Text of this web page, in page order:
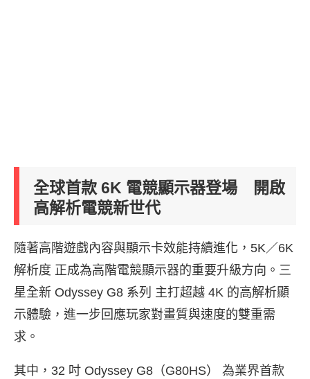
全球首款 6K 電競顯示器登場 開啟
高解析電競新世代
隨著高階遊戲內容與顯示卡效能持續進化，5K／6K
解析度 正成為高階電競顯示器的重要升級方向。三
星全新 Odyssey G8 系列 主打超越 4K 的高解析顯
示體驗，進一步回應玩家對畫質與速度的雙重需
求。
其中，32 吋 Odyssey G8（G80HS） 為業界首款